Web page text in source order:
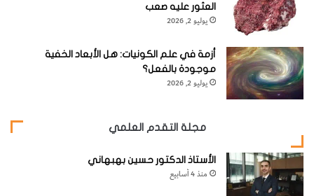
العثور عليه صعب
يوليو 2, 2026
أزمة في علم الكونيات: هل الأبعاد الخفية
موجودة بالفعل؟
يوليو 2, 2026
مجلة التقدم العلمي
الأستاذ الدكتور حسين بهبهاني
منذ 4 أسابيع